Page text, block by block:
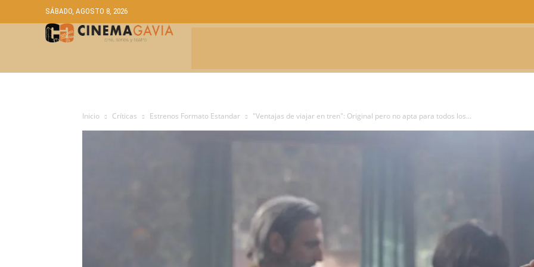
SÁBADO, AGOSTO 8, 2026
Inicio Críticas Estrenos Formato Estandar "Ventajas de viajar en tren": Original pero no apta para todos los...